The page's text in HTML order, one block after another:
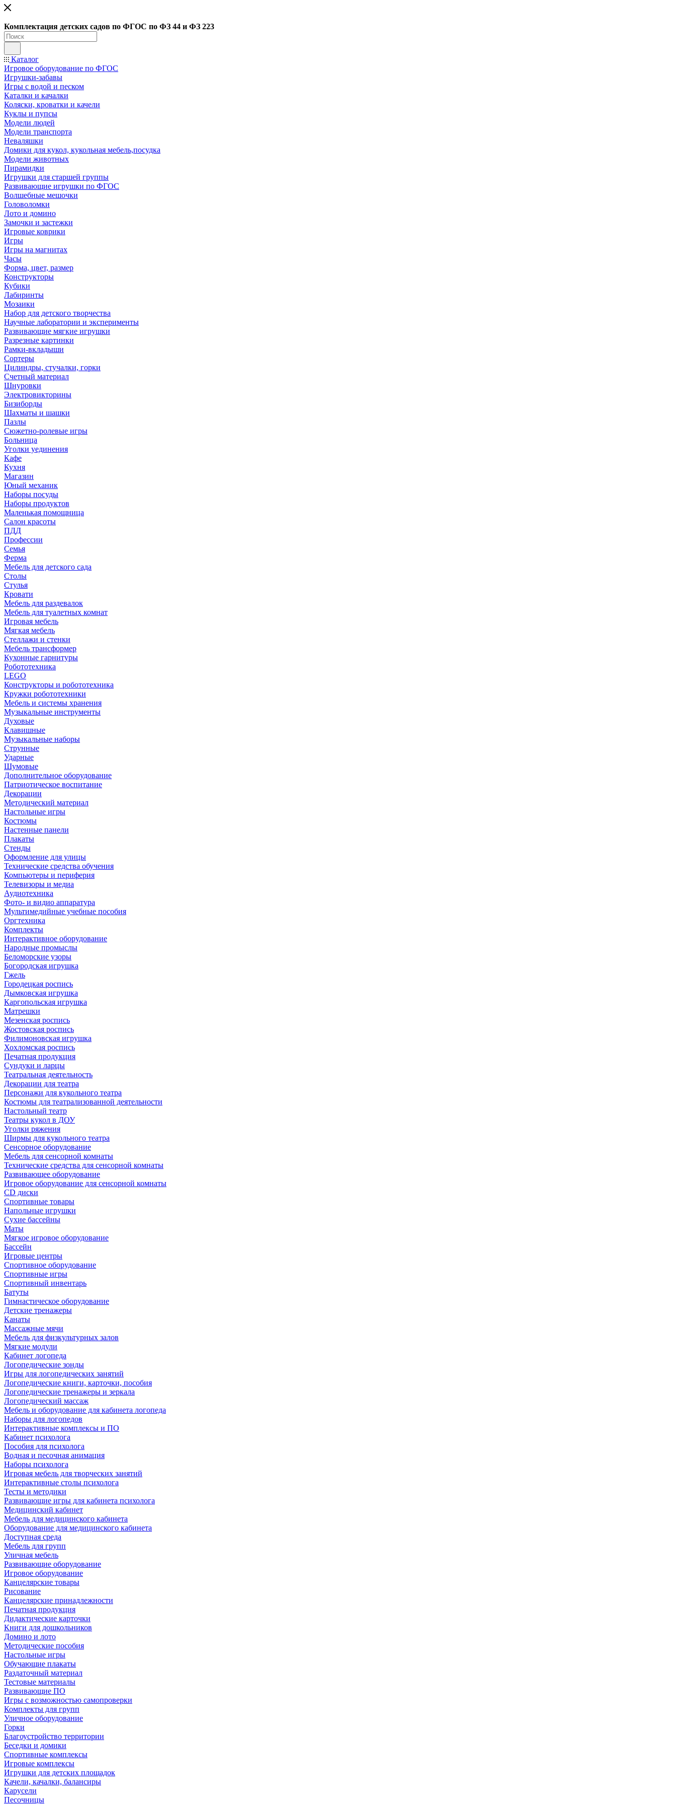
Комплектация детских садов по ФГОC по ФЗ 44 и ФЗ 223
Каталог
Игровое оборудование по ФГОС
Игрушки-забавы
Игры с водой и песком
Каталки и качалки
Коляски, кроватки и качели
Куклы и пупсы
Модели людей
Модели транспорта
Неваляшки
Домики для кукол, кукольная мебель,посудка
Модели животных
Пирамидки
Игрушки для старшей группы
Развивающие игрушки по ФГОС
Волшебные мешочки
Головоломки
Лото и домино
Замочки и застежки
Игровые коврики
Игры
Игры на магнитах
Часы
Форма, цвет, размер
Конструкторы
Кубики
Лабиринты
Мозаики
Набор для детского творчества
Научные лаборатории и эксперименты
Развивающие мягкие игрушки
Разрезные картинки
Рамки-вкладыши
Сортеры
Цилиндры, стучалки, горки
Счетный материал
Шнуровки
Электровикторины
Бизиборды
Шахматы и шашки
Пазлы
Сюжетно-ролевые игры
Больница
Уголки уединения
Кафе
Кухня
Магазин
Юный механик
Наборы посуды
Наборы продуктов
Маленькая помощница
Салон красоты
ПДД
Профессии
Семья
Ферма
Мебель для детского сада
Столы
Cтулья
Кровати
Мебель для раздевалок
Мебель для туалетных комнат
Игровая мебель
Мягкая мебель
Стеллажи и стенки
Мебель трансформер
Кухонные гарнитуры
Робототехника
LEGO
Конструкторы и робототехника
Кружки робототехники
Мебель и системы хранения
Музыкальные инструменты
Духовые
Клавишные
Музыкальные наборы
Струнные
Ударные
Шумовые
Дополнительное оборудование
Патриотическое воспитание
Декорации
Методический материал
Настольные игры
Костюмы
Настенные панели
Плакаты
Стенды
Оформление для улицы
Технические средства обучения
Компьютеры и периферия
Телевизоры и медиа
Аудиотехника
Фото- и видио аппаратура
Мультимедийные учебные пособия
Оргтехника
Комплекты
Интерактивное оборудование
Народные промыслы
Беломорские узоры
Богородская игрушка
Гжель
Городецкая роспись
Дымковская игрушка
Каргопольская игрушка
Матрешки
Мезенская роспись
Жостовская роспись
Филимоновская игрушка
Хохломская роспись
Печатная продукция
Сундуки и ларцы
Театральная деятельность
Декорации для театра
Персонажи для кукольного театра
Костюмы для театрализованной деятельности
Настольный театр
Театры кукол в ДОУ
Уголки ряжения
Ширмы для кукольного театра
Сенсорное оборудование
Мебель для сенсорной комнаты
Технические средства для сенсорной комнаты
Развивающее оборудование
Игровое оборудование для сенсорной комнаты
CD диски
Спортивные товары
Напольные игрушки
Сухие бассейны
Маты
Мягкое игровое оборудование
Бассейн
Игровые центры
Спортивное оборудование
Спортивные игры
Спортивный инвентарь
Батуты
Гимнастическое оборудование
Детские тренажеры
Канаты
Массажные мячи
Мебель для физкультурных залов
Мягкие модули
Кабинет логопеда
Логопедические зонды
Игры для логопедических занятий
Логопедические книги, карточки, пособия
Логопедические тренажеры и зеркала
Логопедический массаж
Мебель и оборудование для кабинета логопеда
Наборы для логопедов
Интерактивные комплексы и ПО
Кабинет психолога
Пособия для психолога
Водная и песочная анимация
Наборы психолога
Игровая мебель для творческих занятий
Интерактивные столы психолога
Тесты и методики
Развивающие игры для кабинета психолога
Медицинский кабинет
Мебель для медицинского кабинета
Оборудование для медицинского кабинета
Доступная среда
Мебель для групп
Уличная мебель
Развивающие оборудование
Игровое оборудование
Канцелярские товары
Рисование
Канцелярские принадлежности
Печатная продукция
Дидактические карточки
Книги для дошкольников
Домино и лото
Методические пособия
Настольные игры
Обучающие плакаты
Раздаточный материал
Тестовые материалы
Развивающие ПО
Игры с возможностью самопроверки
Комплекты для групп
Уличное оборудование
Горки
Благоустройство территории
Беседки и домики
Спортивные комплексы
Игровые комплексы
Игрушки для детских площадок
Качели, качалки, балансиры
Карусели
Песочницы